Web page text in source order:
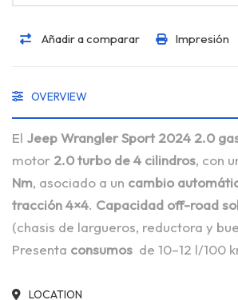
Añadir a comparar Impresión
OVERVIEW
El Jeep Wrangler Sport 2024 2.0
motor 2.0 turbo de 4 cilindros, con
Nm, asociado a un cambio
tracción 4×4. Capacidad off-road
(chasis de largueros, reductora y
Presenta consumos de 10–12 l/100
LOCATION